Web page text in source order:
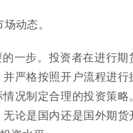
动态。
一步。投资者在进行期
严格按照开户流程进行
况制定合理的投资策略
论是国内还是国外期